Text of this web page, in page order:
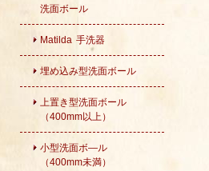
洗面ボール
Matilda 手洗器
埋め込み型洗面ボール
上置き型洗面ボール
（400mm以上）
小型洗面ボ―ル
（400mm未満）